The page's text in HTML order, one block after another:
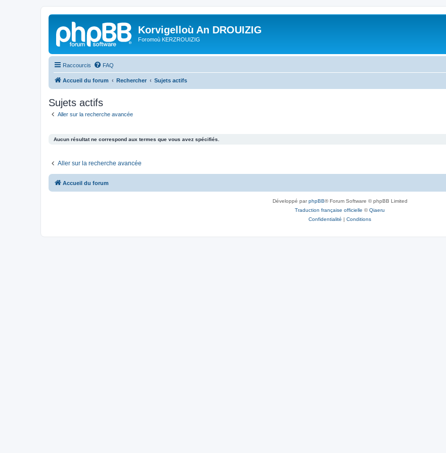
Korvigelloù An DROUIZIG
Foromoù KERZROUIZIG
Raccourcis FAQ
Accueil du forum Rechercher Sujets actifs
Sujets actifs
Aller sur la recherche avancée
Aucun résultat ne correspond aux termes que vous avez spécifiés.
Aller sur la recherche avancée
Accueil du forum
Développé parphpBB® Forum Software © phpBB Limited
Traduction française officielle ©Qiaeru
Confidentialité | Conditions